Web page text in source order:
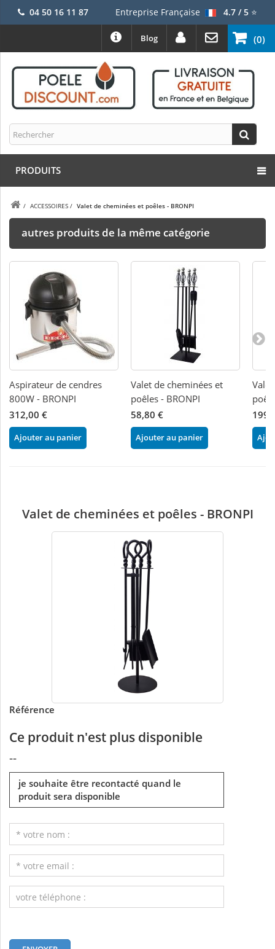
04 50 16 11 87 Entreprise Française 4.7 / 5⭐
(0)
Blog
PRODUITS
/ ACCESSOIRES / Valet de cheminées et poêles - BRONPI
autres produits de la même catégorie
Aspirateur de cendres
800W - BRONPI
312,00 €
Ajouter au panier
Valet de cheminées et
poêles - BRONPI
58,80 €
Ajouter au panier
Valet de cheminées et poêles - BRONPI
Référence
Ce produit n'est plus disponible
--
je souhaite être recontacté quand le
produit sera disponible